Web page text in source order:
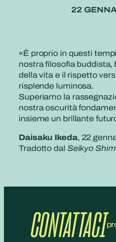
22
«È proprio in questi
nostra filosofia buddista,
della vita e il rispetto
risplende luminosa.
Superiamo la
nostra oscurità
insieme un brillante
Daisaku Ikeda, 22
Tradotto dal Seikyo
CONTATTACI